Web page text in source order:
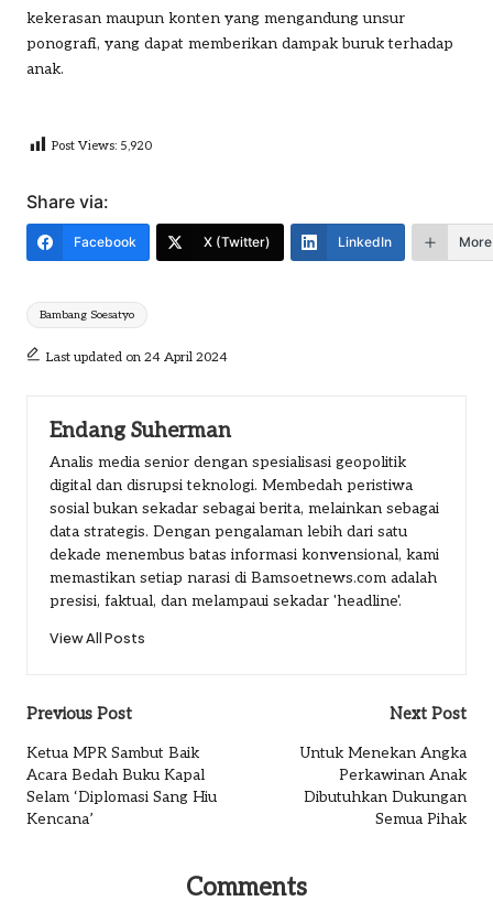
kekerasan maupun konten yang mengandung unsur
ponografi, yang dapat memberikan dampak buruk terhadap
anak.
Post Views: 5,920
Share via:
Facebook X (Twitter) LinkedIn More
Tags:
Bambang Soesatyo
Last updated on 24 April 2024
Endang Suherman
Analis media senior dengan spesialisasi geopolitik
digital dan disrupsi teknologi. Membedah peristiwa
sosial bukan sekadar sebagai berita, melainkan sebagai
data strategis. Dengan pengalaman lebih dari satu
dekade menembus batas informasi konvensional, kami
memastikan setiap narasi di Bamsoetnews.com adalah
presisi, faktual, dan melampaui sekadar 'headline'.
View All Posts
Post
navigation
Previous Post
Ketua MPR Sambut Baik
Acara Bedah Buku Kapal
Selam ‘Diplomasi Sang Hiu
Kencana’
Next Post
Untuk Menekan Angka
Perkawinan Anak
Dibutuhkan Dukungan
Semua Pihak
Comments